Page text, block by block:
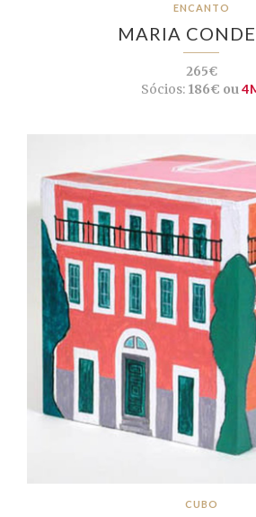
ENCANTO
MARIA
265€
Sócios:186€ ou
CUBO